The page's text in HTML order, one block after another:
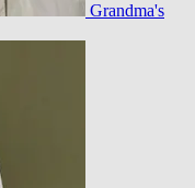
Grandma's